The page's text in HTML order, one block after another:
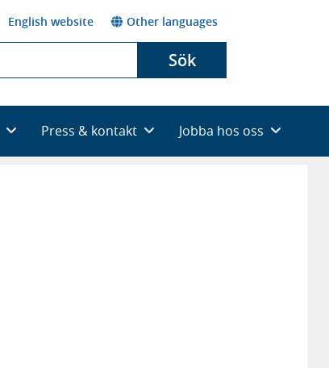
English website Other languages
Sök
Press & kontakt Jobba hos oss